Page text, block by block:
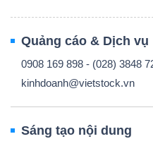
Quảng cáo & Dịch vụ
0908 169 898 - (028) 3848
kinhdoanh@vietstock.vn
Sáng tạo nội dung